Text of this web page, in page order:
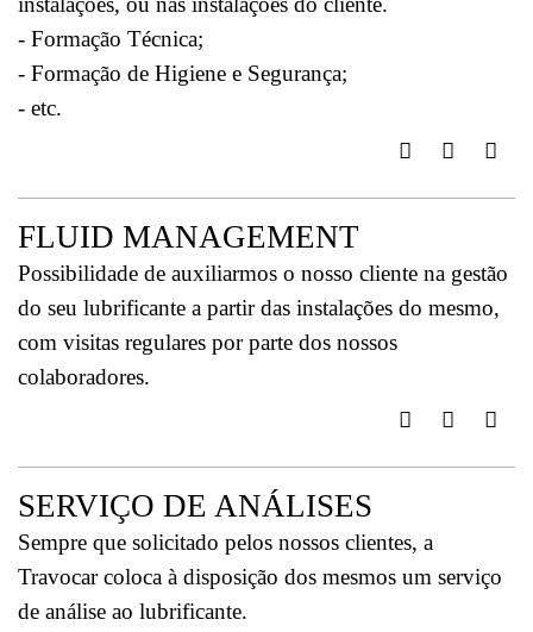
- Formação Técnica;
- Formação de Higiene e Segurança;
- etc.
FLUID MANAGEMENT
Possibilidade de auxiliarmos o nosso cliente na gestão
do seu lubrificante a partir das instalações do mesmo,
com visitas regulares por parte dos nossos
colaboradores.
SERVIÇO DE ANÁLISES
Sempre que solicitado pelos nossos clientes, a
Travocar coloca à disposição dos mesmos um serviço
de análise ao lubrificante.